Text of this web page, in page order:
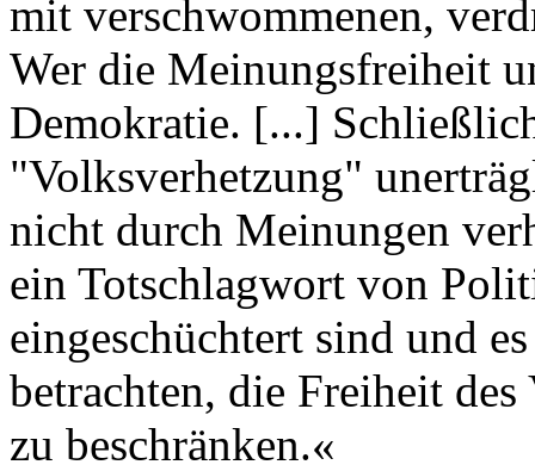
mit verschwommenen,
Wer die Meinungsfreiheit
Demokratie. [...]
"Volksverhetzung"
nicht durch Meinungen
ein Totschlagwort von
eingeschüchtert sind und
betrachten, die Freiheit
zu beschränken.«